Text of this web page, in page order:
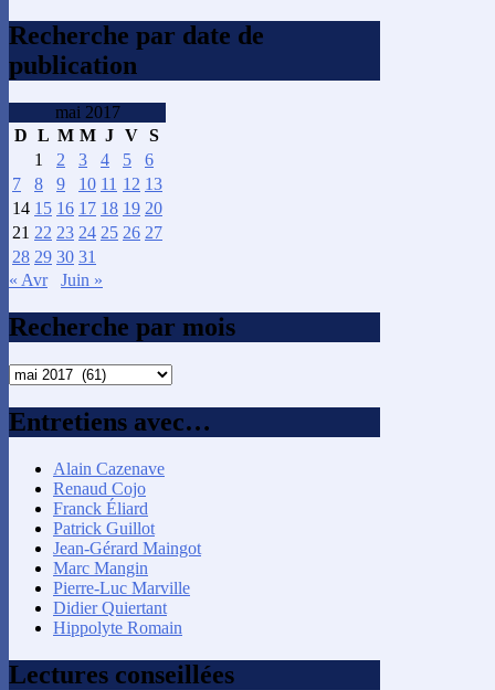
Recherche par date de
publication
mai 2017
D L M M J V S
1
2 3 4 5
6
7
8 9 10 11 12 13
14 15 16 17 18 19 20
21 22 23 24 25 26 27
28 29 30 31
« Avr
Juin »
Recherche par mois
Recherche
mois
Entretiens avec…
Alain Cazenave
Renaud Cojo
Franck Éliard
Patrick Guillot
Jean-Gérard Maingot
Marc Mangin
Pierre-Luc Marville
Didier Quiertant
Hippolyte Romain
Lectures conseillées